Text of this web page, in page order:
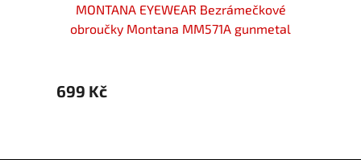
MONTANA EYEWEAR Bezrámečkové
obroučky Montana MM571A gunmetal
699 Kč